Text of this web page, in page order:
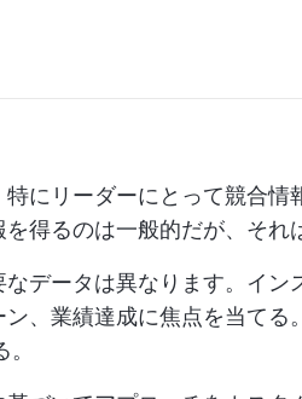
特にリーダーにとって競合
を得るのは一般的だが、それ
データは異なります。イ
、業績達成に焦点を当てる